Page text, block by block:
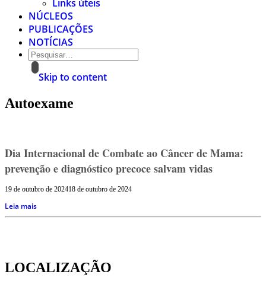
Links úteis
NÚCLEOS
PUBLICAÇÕES
NOTÍCIAS
Skip to content
Autoexame
Dia Internacional de Combate ao Câncer de Mama:
prevenção e diagnóstico precoce salvam vidas
19 de outubro de 202418 de outubro de 2024
Leia mais
LOCALIZAÇÃO